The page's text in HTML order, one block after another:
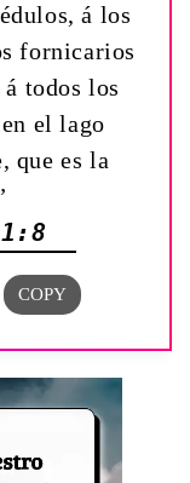
á los
fornicarios
todos los
el lago
que es la